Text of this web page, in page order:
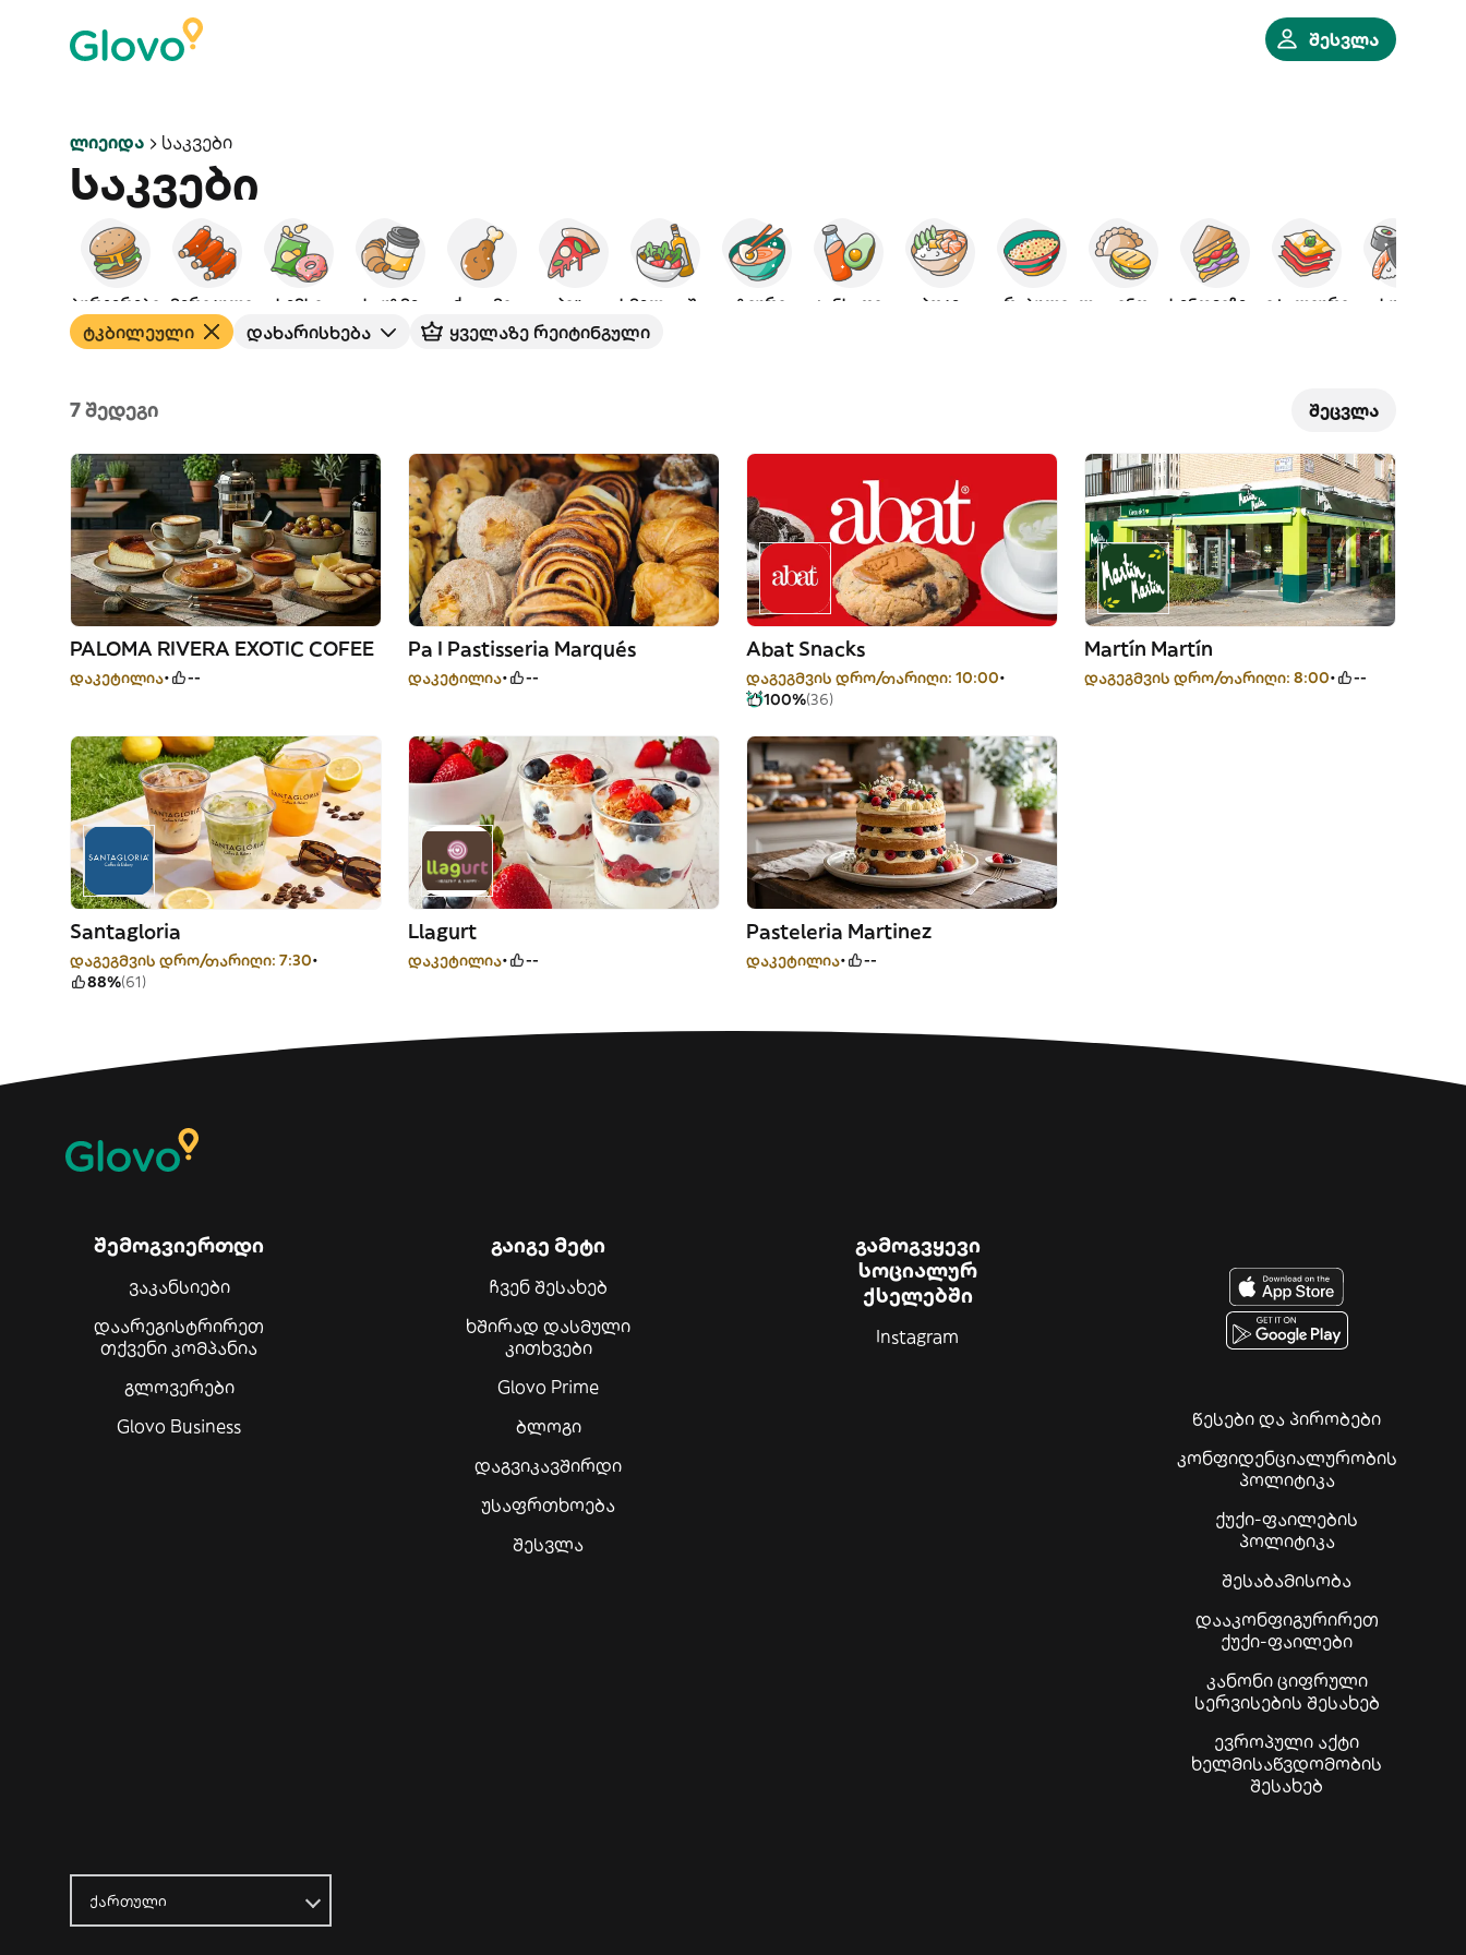
შესვლა
Ლიეიდა Საკვები
Საკვები
ბურგერები ამერიკული ხემსი საუზმე ქათამი პიცა აზიური ჯანსაღი პოკე არაბული იტალიური სუში
ტკბილეული დახარისხება ყველაზე რეიტინგული
7 შედეგი შეცვლა
PALOMA RIVERA EXOTIC COFEE
დაკეტილია --
Pa I Pastisseria Marqués
დაკეტილია --
Abat Snacks
დაგეგმვის დრო/თარიღი: 10:00
100%(36)
Martín Martín
დაგეგმვის დრო/თარიღი: 8:00 --
Santagloria
დაგეგმვის დრო/თარიღი: 7:30
88%(61)
Llagurt
დაკეტილია --
Pasteleria Martinez
დაკეტილია --
შემოგვიერთდი
ვაკანსიები
დაარეგისტრირეთ
თქვენი კომპანია
გლოვერები
Glovo Business
გაიგე მეტი
ჩვენ შესახებ
ხშირად დასმული
კითხვები
Glovo Prime
ბლოგი
დაგვიკავშირდი
უსაფრთხოება
შესვლა
გამოგვყევი
სოციალურ
ქსელებში
Instagram
წესები და პირობები
კონფიდენციალურობის
პოლიტიკა
ქუქი-ფაილების
პოლიტიკა
შესაბამისობა
დააკონფიგურირეთ
ქუქი-ფაილები
კანონი ციფრული
სერვისების შესახებ
ევროპული აქტი
ხელმისაწვდომობის
შესახებ